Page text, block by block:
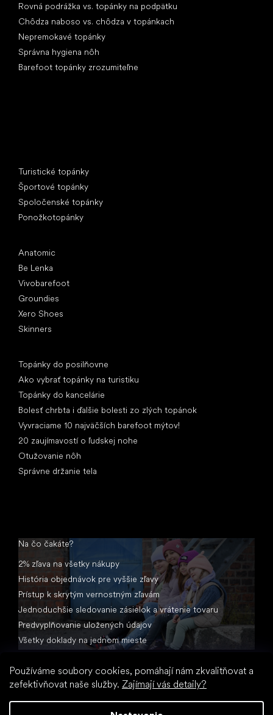
Používáme soubory cookies, pomáhají nám zkvalitňovat a
zefektivňovat naše služby. Zajímají vás detaily?
Rovná podrážka vs. topánky na podpätku
Chôdza naboso vs. chôdza v topánkach
Nepremokavé topánky
Správna hygiena nôh
Barefoot topánky zrozumiteľne
Turistické topánky
Športové topánky
Spoločenské topánky
Ponožkotopánky
Anatomic
Be Lenka
Vivobarefoot
Groundies
Xero Shoes
Skinners
Topánky do posilňovne
Ako vybrať topánky na turistiku
Topánky do kancelárie
Bolesť chrbta i ďalšie bolesti zo zlých topánok
Vyvraciame 10 najväčších barefoot mýtov!
20 zaujímavostí o ľudskej nohe
Otužovanie nôh
Správne držanie tela
Na čo čakáte?
2% zľava na všetky nákupy
História objednávok pre vyššie zľavy
Prístup k skrytým vernostným zľavám
Jednoduchšie sledovanie zásielok a vrátenie tovaru
Predvyplňovanie uložených údajov
Všetky doklady na jednom mieste